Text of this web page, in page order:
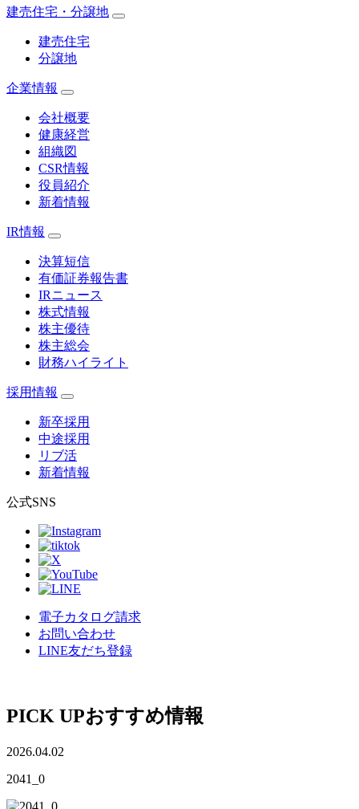
建売住宅・分譲地
建売住宅
分譲地
企業情報
会社概要
健康経営
組織図
CSR情報
役員紹介
新着情報
IR情報
決算短信
有価証券報告書
IRニュース
株式情報
株主優待
株主総会
財務ハイライト
採用情報
新卒採用
中途採用
リブ活
新着情報
公式SNS
電子カタログ請求
お問い合わせ
LINE友だち登録
PICK UPおすすめ情報
2026.04.02
2041_0